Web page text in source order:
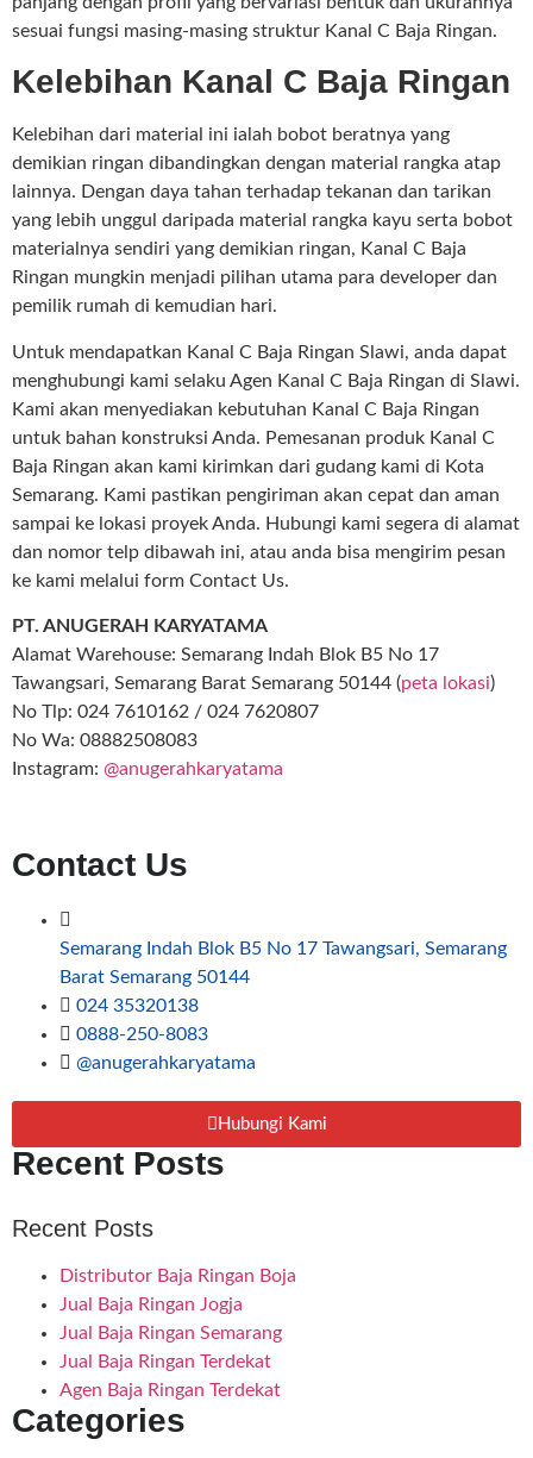
sesuai fungsi masing-masing struktur Kanal C Baja Ringan.
Kelebihan Kanal C Baja Ringan
Kelebihan dari material ini ialah bobot beratnya yang
demikian ringan dibandingkan dengan material rangka atap
lainnya. Dengan daya tahan terhadap tekanan dan tarikan
yang lebih unggul daripada material rangka kayu serta bobot
materialnya sendiri yang demikian ringan, Kanal C Baja
Ringan mungkin menjadi pilihan utama para developer dan
pemilik rumah di kemudian hari.
Untuk mendapatkan Kanal C Baja Ringan Slawi, anda dapat
menghubungi kami selaku Agen Kanal C Baja Ringan di Slawi.
Kami akan menyediakan kebutuhan Kanal C Baja Ringan
untuk bahan konstruksi Anda. Pemesanan produk Kanal C
Baja Ringan akan kami kirimkan dari gudang kami di Kota
Semarang. Kami pastikan pengiriman akan cepat dan aman
sampai ke lokasi proyek Anda. Hubungi kami segera di alamat
dan nomor telp dibawah ini, atau anda bisa mengirim pesan
ke kami melalui form Contact Us.
PT. ANUGERAH KARYATAMA
Alamat Warehouse: Semarang Indah Blok B5 No 17
Tawangsari, Semarang Barat Semarang 50144 (peta lokasi)
No Tlp: 024 7610162 / 024 7620807
No Wa: 08882508083
Instagram: @anugerahkaryatama
Contact Us
Semarang Indah Blok B5 No 17 Tawangsari, Semarang
Barat Semarang 50144
024 35320138
0888-250-8083
@anugerahkaryatama
Hubungi Kami
Recent Posts
Recent Posts
Distributor Baja Ringan Boja
Jual Baja Ringan Jogja
Jual Baja Ringan Semarang
Jual Baja Ringan Terdekat
Agen Baja Ringan Terdekat
Categories